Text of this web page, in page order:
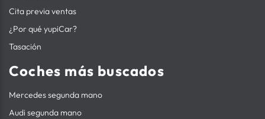
Cita previa ventas
¿Por qué yupiCar?
Tasación
Coches más buscados
Mercedes segunda mano
Audi segunda mano